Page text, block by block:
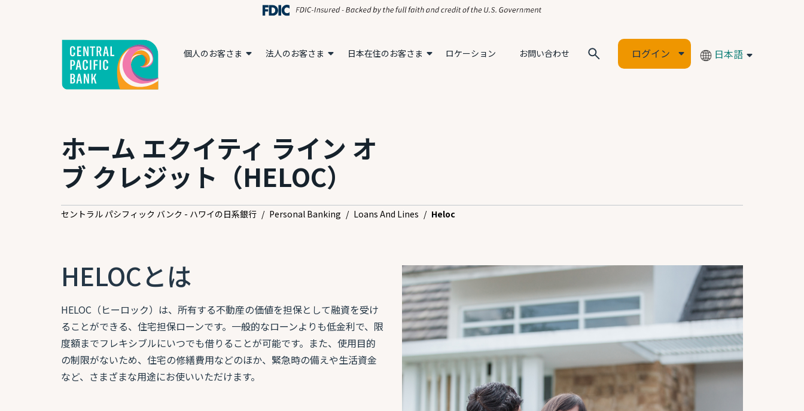
個人のお客さま 法人のお客さま 日本在住のお客さま ロケーション お問い合わせ ログイン 日本語
ホーム エクイティ ライン オ
ブ クレジット（HELOC）
セントラル パシフィック バンク - ハワイの日系銀行 / Personal Banking / Loans And Lines / Heloc
HELOCとは
HELOC（ヒーロック）は、所有する不動産の価値を担保として融資を受け
ることができる、住宅担保ローンです。一般的なローンよりも低金利で、限
度額までフレキシブルにいつでも借りることが可能です。また、使用目的
の制限がないため、住宅の修繕費用などのほか、緊急時の備えや生活資金
など、さまざまな用途にお使いいただけます。